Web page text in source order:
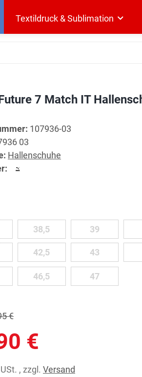
Textildruck & Sublimation
7 Match IT
107936-03
03
Hallenschuhe
38,538,5 3939
42,542,5 4343
46,546,5 4747
€
€
, zzgl. Versand